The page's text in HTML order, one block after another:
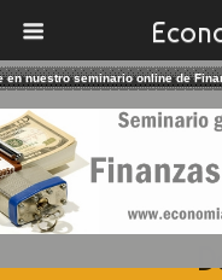
Goldman
en nuestro seminario online de